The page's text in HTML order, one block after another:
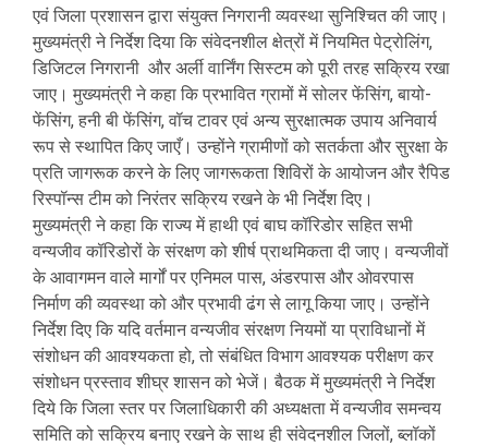
एवं जिला प्रशासन द्वारा संयुक्त निगरानी व्यवस्था सुनिश्चित की जाए।
मुख्यमंत्री ने निर्देश दिया कि संवेदनशील क्षेत्रों में नियमित पेट्रोलिंग,
डिजिटल निगरानी और अर्ली वार्निंग सिस्टम को पूरी तरह सक्रिय रखा
जाए। मुख्यमंत्री ने कहा कि प्रभावित ग्रामों में सोलर फेंसिंग, बायो-
फेंसिंग, हनी बी फेंसिंग, वॉच टावर एवं अन्य सुरक्षात्मक उपाय अनिवार्य
रूप से स्थापित किए जाएँ। उन्होंने ग्रामीणों को सतर्कता और सुरक्षा के
प्रति जागरूक करने के लिए जागरूकता शिविरों के आयोजन और रैपिड
रिस्पॉन्स टीम को निरंतर सक्रिय रखने के भी निर्देश दिए।
मुख्यमंत्री ने कहा कि राज्य में हाथी एवं बाघ कॉरिडोर सहित सभी
वन्यजीव कॉरिडोरों के संरक्षण को शीर्ष प्राथमिकता दी जाए। वन्यजीवों
के आवागमन वाले मार्गों पर एनिमल पास, अंडरपास और ओवरपास
निर्माण की व्यवस्था को और प्रभावी ढंग से लागू किया जाए। उन्होंने
निर्देश दिए कि यदि वर्तमान वन्यजीव संरक्षण नियमों या प्राविधानों में
संशोधन की आवश्यकता हो, तो संबंधित विभाग आवश्यक परीक्षण कर
संशोधन प्रस्ताव शीघ्र शासन को भेजें। बैठक में मुख्यमंत्री ने निर्देश
दिये कि जिला स्तर पर जिलाधिकारी की अध्यक्षता में वन्यजीव समन्वय
समिति को सक्रिय बनाए रखने के साथ ही संवेदनशील जिलों, ब्लॉकों